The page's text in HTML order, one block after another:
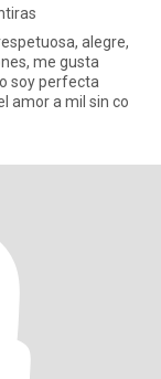
alegre,
me gusta
soy perfecta
amor a mil sin co